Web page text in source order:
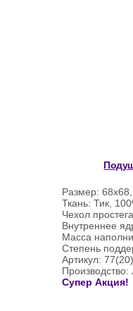
Размер:
Ткань: Тик,
Чехол
Внутреннее
Масса
Степень
Артикул:
Производство:
Супер Акция!